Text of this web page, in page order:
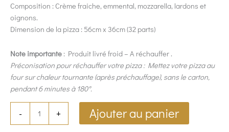
Composition : Crème fraiche, emmental, mozzarella, lardons et
oignons.
Dimension de la pizza : 56cm x 36cm (32 parts)
Note importante : Produit livré froid – A réchauffer .
Préconisation pour réchauffer votre pizza : Mettez votre pizza au
four sur chaleur tournante (après préchauffage), sans le carton,
pendant 6 minutes à 180°.
- + Ajouter au panier